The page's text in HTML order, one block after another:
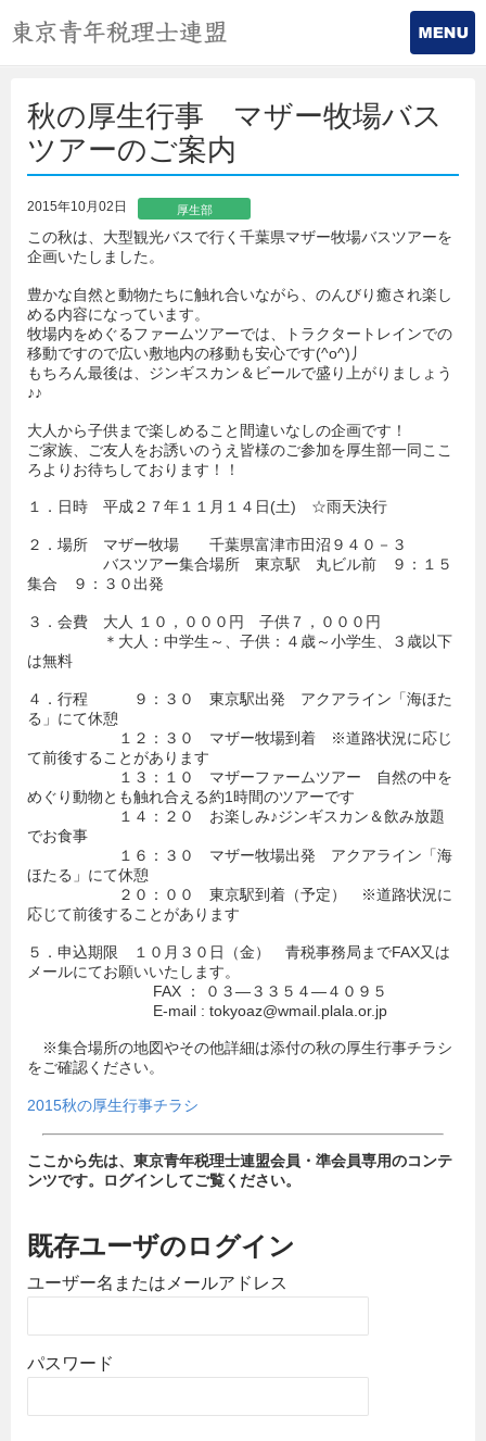
秋の厚生行事 マザー牧場バス
ツアーのご案内
2015年10月02日 厚生部
この秋は、大型観光バスで行く千葉県マザー牧場バスツアーを
企画いたしました。
豊かな自然と動物たちに触れ合いながら、のんびり癒され楽し
める内容になっています。
牧場内をめぐるファームツアーでは、トラクタートレインでの
移動ですので広い敷地内の移動も安心です(^o^)丿
もちろん最後は、ジンギスカン＆ビールで盛り上がりましょう
♪♪
大人から子供まで楽しめること間違いなしの企画です！
ご家族、ご友人をお誘いのうえ皆様のご参加を厚生部一同ここ
ろよりお待ちしております！！
１．日時 平成２７年１１月１４日(土) ☆雨天決行
２．場所 マザー牧場 千葉県富津市田沼９４０－３
バスツアー集合場所 東京駅 丸ビル前 ９：１５
集合 ９：３０出発
３．会費 大人 １０，０００円 子供７，０００円
＊大人：中学生～、子供：４歳～小学生、３歳以下
は無料
４．行程 ９：３０ 東京駅出発 アクアライン「海ほた
る」にて休憩
１２：３０ マザー牧場到着 ※道路状況に応じ
て前後することがあります
１３：１０ マザーファームツアー 自然の中を
めぐり動物とも触れ合える約1時間のツアーです
１４：２０ お楽しみ♪ジンギスカン＆飲み放題
でお食事
１６：３０ マザー牧場出発 アクアライン「海
ほたる」にて休憩
２０：００ 東京駅到着（予定） ※道路状況に
応じて前後することがあります
５．申込期限 １０月３０日（金） 青税事務局までFAX又は
メールにてお願いいたします。
FAX ： ０３―３３５４―４０９５
E-mail : tokyoaz@wmail.plala.or.jp
※集合場所の地図やその他詳細は添付の秋の厚生行事チラシ
をご確認ください。
2015秋の厚生行事チラシ
ここから先は、東京青年税理士連盟会員・準会員専用のコンテ
ンツです。ログインしてご覧ください。
既存ユーザのログイン
ユーザー名またはメールアドレス
パスワード